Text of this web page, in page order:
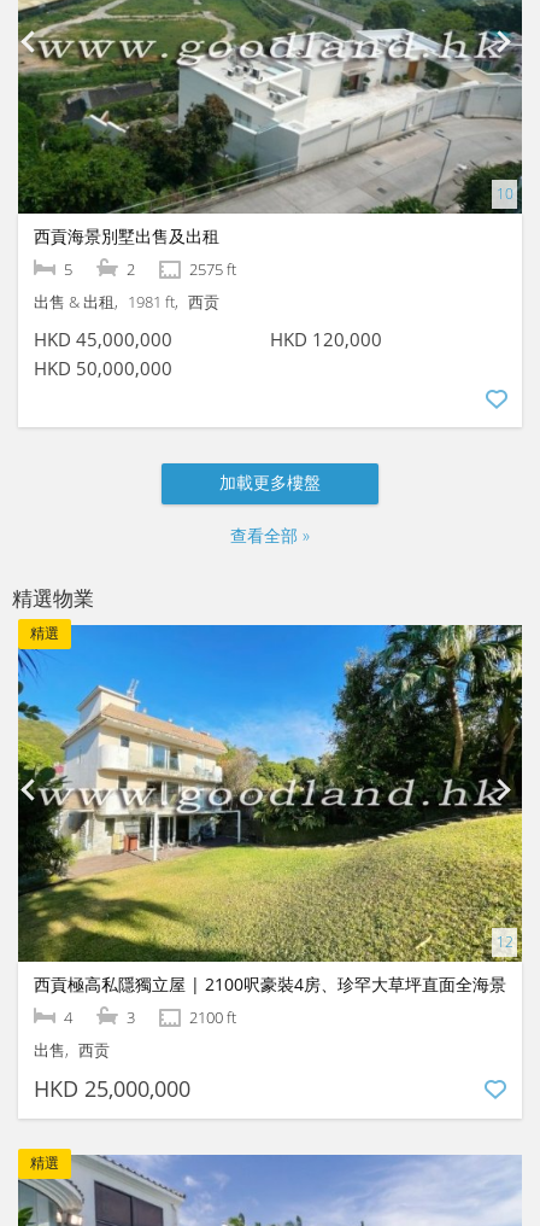
查看全部 »
西貢海景別墅出售及出租
5 2
2575 ft
出售 & 出租
1981 ft 西贡
HKD 45,000,000
HKD 50,000,000
HKD 120,000
精選物業
精選
西貢極高私隱獨立屋 | 2100呎豪裝4房、珍罕大草坪直面全海景
4 3
2100 ft
出售
西贡
HKD 25,000,000
精選